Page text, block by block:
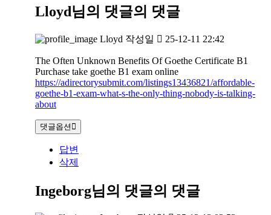
Lloyd님의 댓글의 댓글
Lloyd 작성일 25-12-11 22:42
The Often Unknown Benefits Of Goethe Certificate B1
Purchase take goethe B1 exam online
https://adirectorysubmit.com/listings13436821/affordable-
goethe-b1-exam-what-s-the-only-thing-nobody-is-talking-
about
댓글옵션
답변
삭제
Ingeborg님의 댓글의 댓글